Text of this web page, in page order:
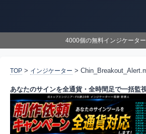
4000個の無料インジケータ
TOP > インジケーター >
あなたのサインを全通貨・全時間足で一括監